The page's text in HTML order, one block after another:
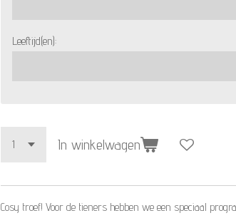
Leeftijd(en):
In winkelwagen
Cosy troef! Voor de tieners hebben we een speciaal